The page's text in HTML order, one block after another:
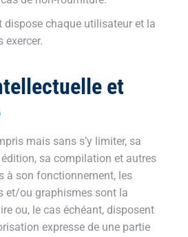
dispose chaque utilisateur et la
exercer.
et
mais sans s’y limiter, sa
sa compilation et autres
à son fonctionnement, les
et/ou graphismes sont la
ou, le cas échéant, disposent
expresse de une partie